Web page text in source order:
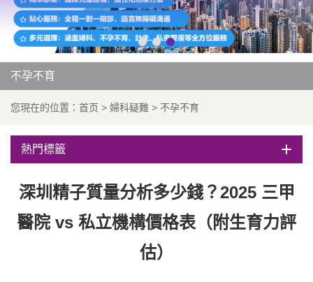
不孕不育
您現在的位置： 首页 > 婦科疑難 > 不孕不育
熱門標籤
深圳精子質量分析多少錢？2025 三甲
醫院 vs 私立機構價格表（附生育力評
估）